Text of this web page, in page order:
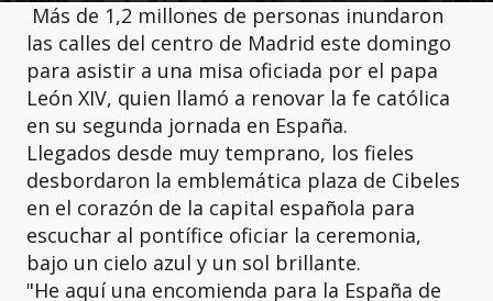
Más de 1,2 millones de personas inundaron
las calles del centro de Madrid este domingo
para asistir a una misa oficiada por el papa
León XIV, quien llamó a renovar la fe católica
en su segunda jornada en España.
Llegados desde muy temprano, los fieles
desbordaron la emblemática plaza de Cibeles
en el corazón de la capital española para
escuchar al pontífice oficiar la ceremonia,
bajo un cielo azul y un sol brillante.
"He aquí una encomienda para la España de